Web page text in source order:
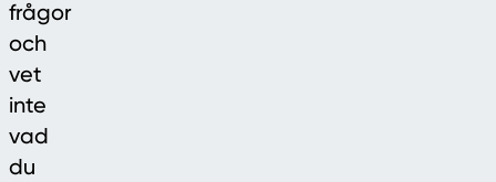
frågor
och
vet
inte
vad
du